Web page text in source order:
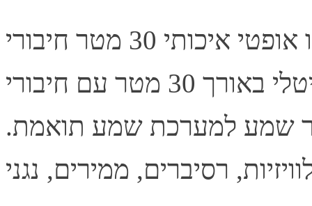
כבל אודיו אופטי איכותי 30 מטר חיבורי TOSLINK תיאור קצר
כבל אודיו אופטי דיגיטלי באורך 30 מטר עם חיבורי TOSLINK
שמע למערכת שמע תואמת.